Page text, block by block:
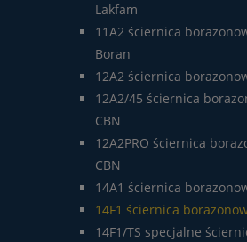
Lakfam
11A2 ściernica
Boran
12A2 ściernica
12A2/45 ściernica
CBN
12A2PRO ściernica
CBN
14A1 ściernica
14F1 ściernica
14F1/TS specjalne